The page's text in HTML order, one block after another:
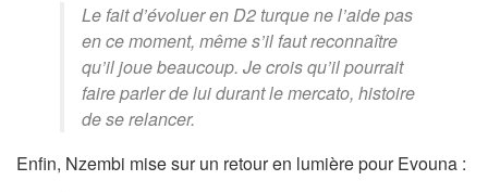
Le fait d’évoluer en D2 turque ne l’aide pas
en ce moment, même s’il faut reconnaître
qu’il joue beaucoup. Je crois qu’il pourrait
faire parler de lui durant le mercato, histoire
de se relancer.
Enfin, Nzembi mise sur un retour en lumière pour Evouna :